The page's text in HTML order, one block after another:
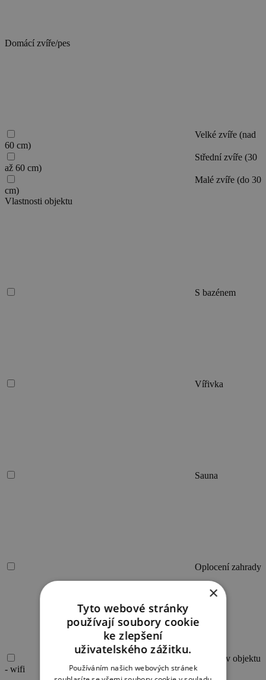
Domácí zvíře/pes
Velké zvíře (nad
60 cm)
Střední zvíře (30
až 60 cm)
Malé zvíře (do 30
cm)
Vlastnosti objektu
S bazénem
Vířivka
Sauna
Oplocení zahrady
Internet v objektu
- wifi
×
Tyto webové stránky
používají soubory cookie
ke zlepšení
uživatelského zážitku.
Používáním našich webových stránek